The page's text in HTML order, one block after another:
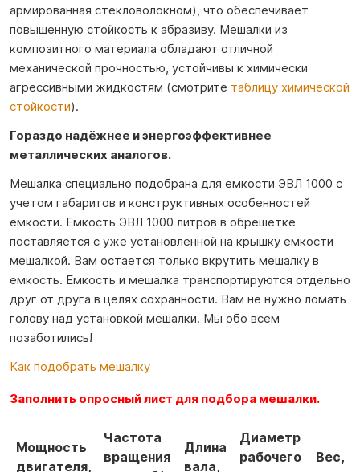
армированная стекловолокном), что обеспечивает
повышенную стойкость к абразиву. Мешалки из
композитного материала обладают отличной
механической прочностью, устойчивы к химически
агрессивными жидкостям (смотрите таблицу химической
стойкости).
Гораздо надёжнее и энергоэффективнее
металлических аналогов.
Мешалка специально подобрана для емкости ЭВЛ 1000 с
учетом габаритов и конструктивных особенностей
емкости. Емкость ЭВЛ 1000 литров в обрешетке
поставляется с уже установленной на крышку емкости
мешалкой. Вам остается только вкрутить мешалку в
емкость. Емкость и мешалка транспортируются отдельно
друг от друга в целях сохранности. Вам не нужно ломать
голову над установкой мешалки. Мы обо всем
позаботились!
Как подобрать мешалку
Заполнить опросный лист для подбора мешалки.
Мощность
двигателя,
Частота
вращения
Длина
вала,
Диаметр
рабочего
Вес,